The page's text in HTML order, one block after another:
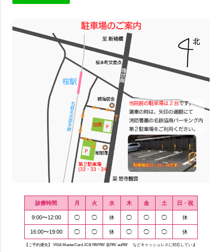
診療時間 月 火 水 木 金 土 日・祝
9:00〜12:00 ◯ ◯ 休 ◯ ◯ ◯ 休
16:00〜19:00 ◯ ◯ 休 ◯ ◯ ◯ 休
【ご予約優先】 VISA MasterCard JCB PAYPAY 楽PAY auPAY などキャッシュレスに対応していま